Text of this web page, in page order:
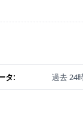
タ: 過去 24